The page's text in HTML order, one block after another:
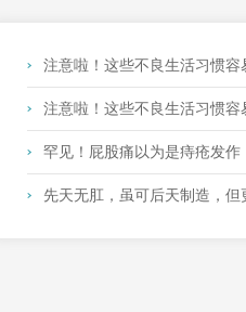
注意啦！这些不良生活习惯容
注意啦！这些不良生活习惯容
罕见！屁股痛以为是痔疮发
先天无肛，虽可后天制造，但